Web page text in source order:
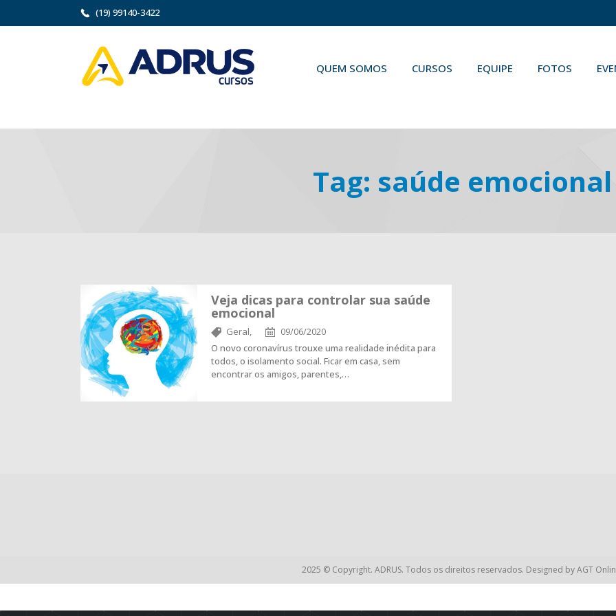
(19) 99140-3422
QUEM SOMOS CURSOS EQUIPE FOTOS
Tag: saúde emocional
Veja dicas para controlar sua saúde
emocional
Geral,
09/06/2020
O novo coronavírus trouxe uma realidade inédita para
todos, o isolamento social. Ficar em casa, sem
encontrar os amigos, parentes,…
2025 © Copyright. ADRUS. Todos os direitos reservados. Designed byAGT